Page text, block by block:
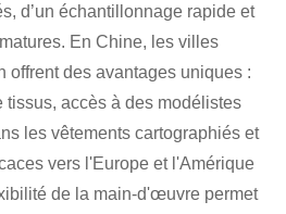
d’un échantillonnage rapide et
En Chine, les villes
offrent des avantages uniques :
tissus, accès à des modélistes
les vêtements cartographiés et
vers l'Europe et l'Amérique
de la main-d'œuvre permet